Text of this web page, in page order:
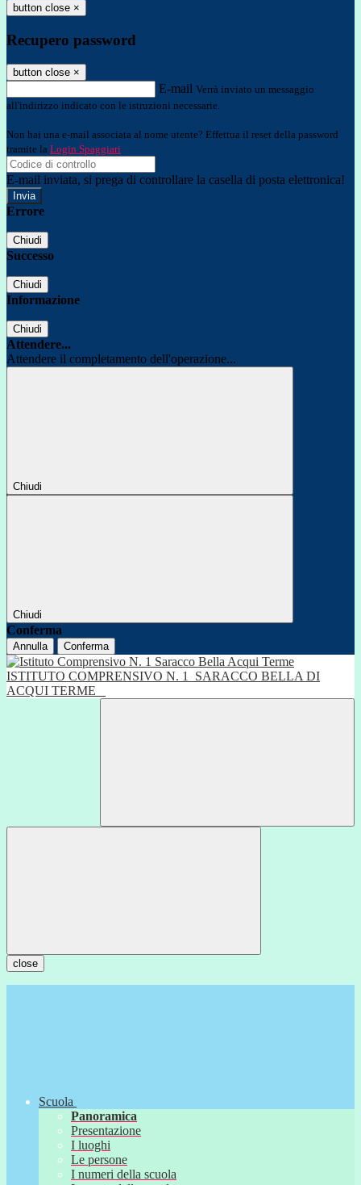
button close ×
Recupero password
button close ×
E-mail Verrà inviato un messaggio
all'indirizzo indicato con le istruzioni necessarie.
Non hai una e-mail associata al nome utente? Effettua il reset della password
tramite la Login Spaggiari
E-mail inviata, si prega di controllare la casella di posta elettronica!
Errore
Chiudi
Successo
Chiudi
Informazione
Chiudi
Attendere...
Attendere il completamento dell'operazione...
Chiudi
Chiudi
Conferma
Annulla Conferma
ISTITUTO COMPRENSIVO N. 1
SARACCO BELLA DI
ACQUI TERME
close
Scuola
Panoramica
Presentazione
I luoghi
Le persone
I numeri della scuola